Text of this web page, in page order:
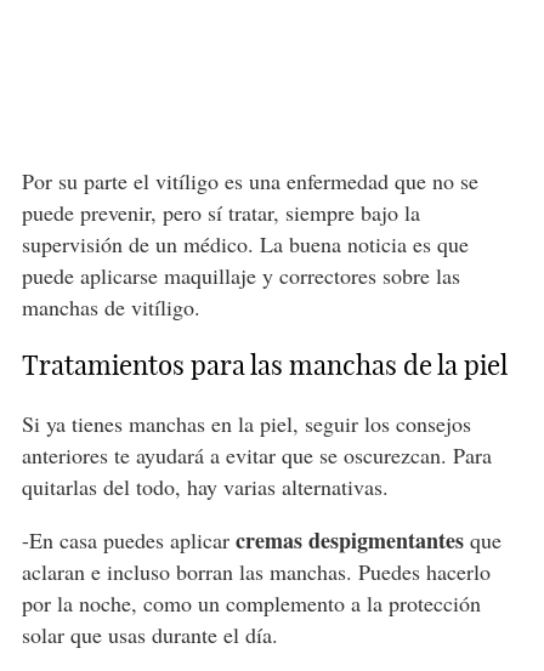
Por su parte el vitíligo es una enfermedad que no se
puede prevenir, pero sí tratar, siempre bajo la
supervisión de un médico. La buena noticia es que
puede aplicarse maquillaje y correctores sobre las
manchas de vitíligo.
Tratamientos para las manchas de la piel
Si ya tienes manchas en la piel, seguir los consejos
anteriores te ayudará a evitar que se oscurezcan. Para
quitarlas del todo, hay varias alternativas.
-En casa puedes aplicar cremas despigmentantesque
aclaran e incluso borran las manchas. Puedes hacerlo
por la noche, como un complemento a la protección
solar que usas durante el día.